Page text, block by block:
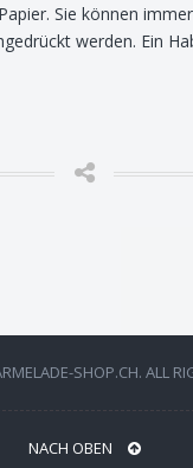
Sie können
werden. Ein
SHOP.CH. ALL
NACH OBEN